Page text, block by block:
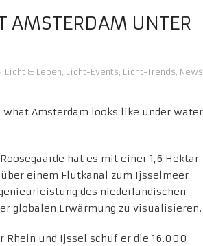
AMSTERDAM UNTER
Licht & Leben, Licht-Events, Licht-Trends, News
hat es mit einer 1,6 Hektar
einem Flutkanal zum Ijsselmeer
des niederländischen
globalen Erwärmung zu visualisieren.
Rhein und Ijssel schuf er die 16.000